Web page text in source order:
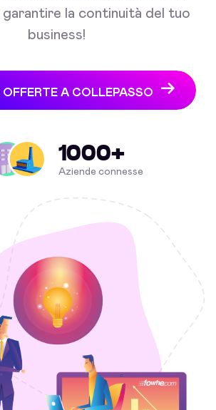
la continuità del tuo
business!
OFFERTE A COLLEPASSO
1000+
Aziende connesse